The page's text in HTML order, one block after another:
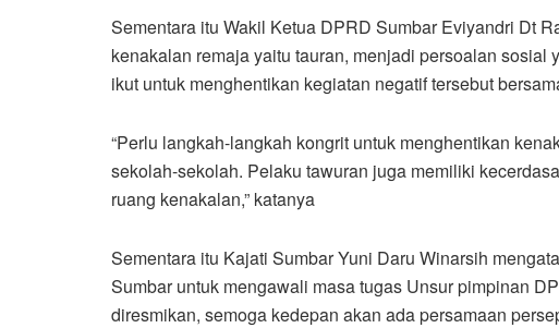
Sementara itu Wakil Ketua DPRD Sumbar Eviyandri Dt
kenakalan remaja yaitu tauran, menjadi persoalan
ikut untuk menghentikan kegiatan negatif tersebut
“Perlu langkah-langkah kongrit untuk menghentikan
sekolah-sekolah. Pelaku tawuran juga memiliki
ruang kenakalan,” katanya
Sementara itu Kajati Sumbar Yuni Daru Winarsih
Sumbar untuk mengawali masa tugas Unsur pimpinan
diresmikan, semoga kedepan akan ada persamaan